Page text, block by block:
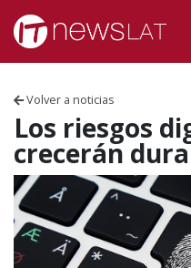
Skip to content
Volver a noticias
Los riesgos
crecerán